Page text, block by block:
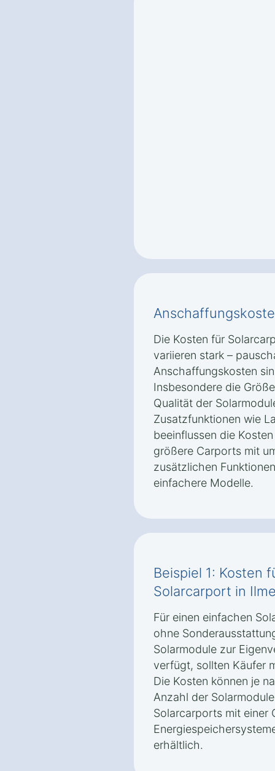
Die Kosten für
variieren stark –
Anschaffungskosten
Insbesondere die
Qualität der
Zusatzfunktionen wie
beeinflussen die
größere Carports mit
zusätzlichen
einfachere Modelle.
Beispiel 1: Kosten
Solarcarport in
Für einen einfachen
ohne
Solarmodule zur
verfügt, sollten Käufer
Die Kosten können je
Anzahl der
Solarcarports mit einer
erhältlich.